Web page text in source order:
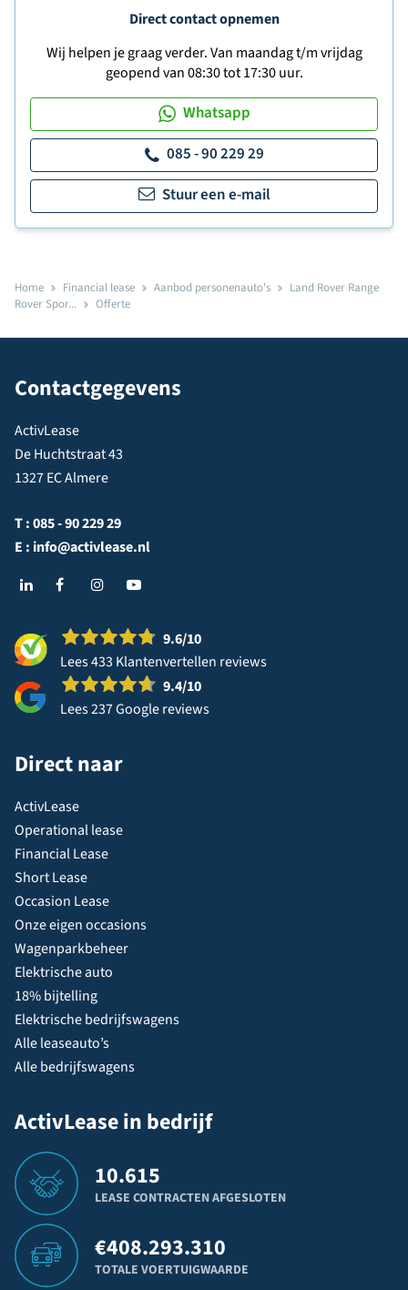
Direct contact opnemen
Wij helpen je graag verder. Van maandag t/m vrijdag
geopend van 08:30 tot 17:30 uur.
Whatsapp
085 - 90 229 29
Stuur een e-mail
Home Financial lease Aanbod personenauto's
Land Rover Range
Rover Spor...
Offerte
Contactgegevens
ActivLease
De Huchtstraat 43
1327 EC Almere
T :085 - 90 229 29
E : info@activlease.nl
9.6/10
Lees 433 Klantenvertellen reviews
9.4/10
Lees 237 Google reviews
Direct naar
ActivLease
Operational lease
Financial Lease
Short Lease
Occasion Lease
Onze eigen occasions
Wagenparkbeheer
Elektrische auto
18% bijtelling
Elektrische bedrijfswagens
Alle leaseauto’s
Alle bedrijfswagens
ActivLease in bedrijf
10.615
LEASE CONTRACTEN AFGESLOTEN
€408.293.310
TOTALE VOERTUIGWAARDE